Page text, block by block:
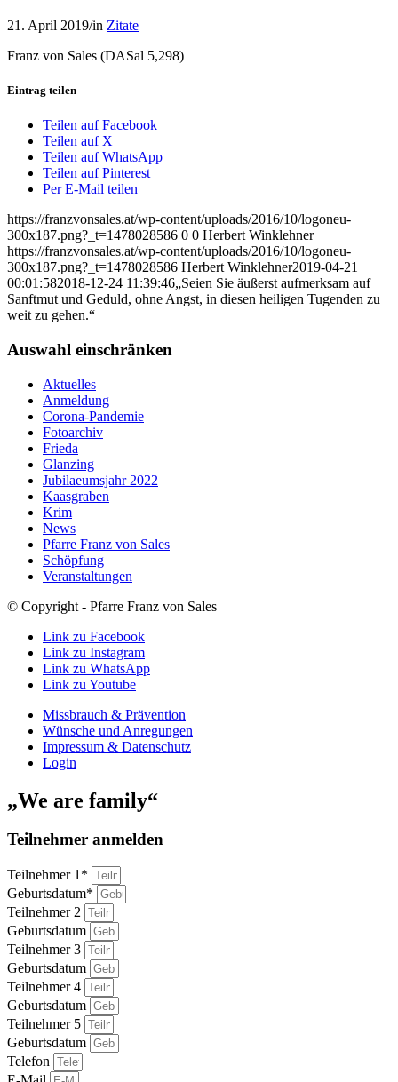
21. April 2019/in Zitate
Franz von Sales (DASal 5,298)
Eintrag teilen
Teilen auf Facebook
Teilen auf X
Teilen auf WhatsApp
Teilen auf Pinterest
Per E-Mail teilen
https://franzvonsales.at/wp-content/uploads/2016/10/logoneu-
300x187.png?_t=1478028586 0 0 Herbert Winklehner
https://franzvonsales.at/wp-content/uploads/2016/10/logoneu-
300x187.png?_t=1478028586 Herbert Winklehner2019-04-21
00:01:582018-12-24 11:39:46„Seien Sie äußerst aufmerksam auf
Sanftmut und Geduld, ohne Angst, in diesen heiligen Tugenden zu
weit zu gehen.“
Auswahl einschränken
Aktuelles
Anmeldung
Corona-Pandemie
Fotoarchiv
Frieda
Glanzing
Jubilaeumsjahr 2022
Kaasgraben
Krim
News
Pfarre Franz von Sales
Schöpfung
Veranstaltungen
© Copyright - Pfarre Franz von Sales
Link zu Facebook
Link zu Instagram
Link zu WhatsApp
Link zu Youtube
Missbrauch & Prävention
Wünsche und Anregungen
Impressum & Datenschutz
Login
„We are family“
Teilnehmer anmelden
Teilnehmer 1*
Geburtsdatum*
Teilnehmer 2
Geburtsdatum
Teilnehmer 3
Geburtsdatum
Teilnehmer 4
Geburtsdatum
Teilnehmer 5
Geburtsdatum
Telefon